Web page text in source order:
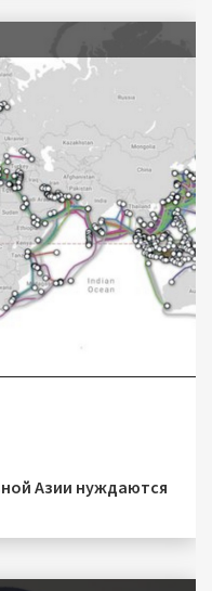
Азии нуждаются